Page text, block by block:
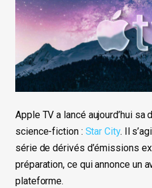
Apple TV a lancé aujourd’hui sa
science-fiction : Star City. Il
série de dérivés d’émissions
préparation, ce qui annonce un
plateforme.